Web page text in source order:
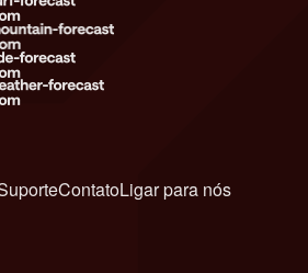
ContatoLigar para nós